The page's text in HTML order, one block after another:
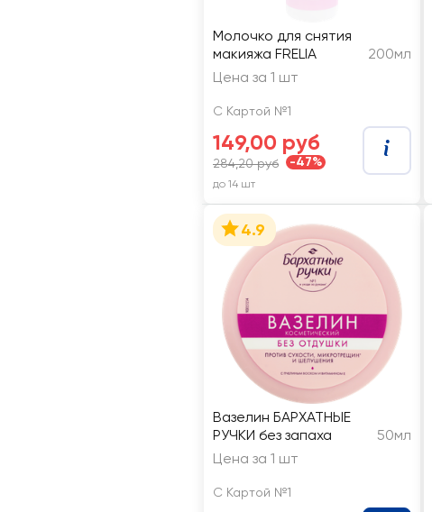
Молочко для снятия
макияжа FRELIA
200мл
Цена за 1 шт
С Картой №1
149,00 руб
284,20 руб -47%
до 14 шт
4.9
Вазелин БАРХАТНЫЕ
РУЧКИ без запаха
50мл
Цена за 1 шт
С Картой №1